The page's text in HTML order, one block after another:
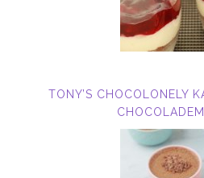
TONY’S CHOCOLONELY